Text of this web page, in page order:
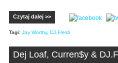
Czytaj dalej >>
Tagi: Jay Worthy, DJ.Fresh
Dej Loaf, Curren$y &